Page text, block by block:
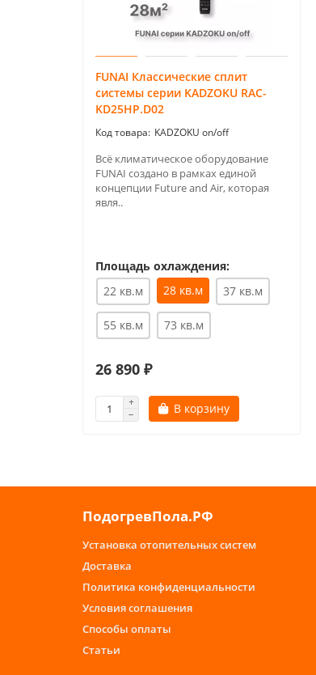
FUNAI Классические сплит
системы серии KADZOKU RAC-
KD25HP.D02
KADZOKU on/off
Всё климатическое оборудование
FUNAI создано в рамках единой
концепции Future and Air, которая
явля..
Площадь охлаждения:
22 кв.м
28 кв.м 37 кв.м
55 кв.м 73 кв.м
26 890 ₽
В корзину
ПодогревПола.РФ
Установка отопительных систем
Доставка
Политика конфиденциальности
Условия соглашения
Способы оплаты
Статьи